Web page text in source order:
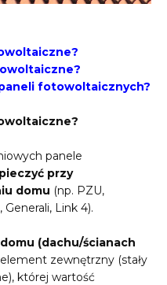
fotowoltaicznych?
panele
przy
domu (np. PZU,
Link 4).
(dachu/ścianach
zewnętrzny (stały
której wartość